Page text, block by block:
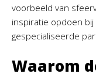
voorbeeld van
inspiratie opdoen bij
gespecialiseerde
Waarom